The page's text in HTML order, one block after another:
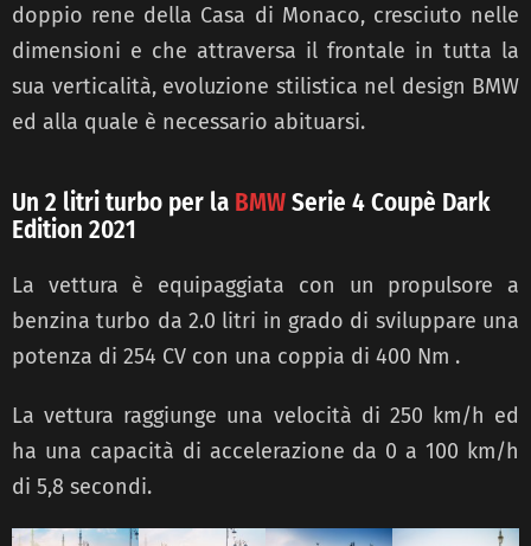
doppio rene della Casa di Monaco, cresciuto nelle
dimensioni e che attraversa il frontale in tutta la
sua verticalità, evoluzione stilistica nel design BMW
ed alla quale è necessario abituarsi.
Un 2 litri turbo per la BMWSerie 4 Coupè Dark
Edition 2021
La vettura è equipaggiata con un propulsore a
benzina turbo da 2.0 litri in grado di sviluppare una
potenza di 254 CV con una coppia di 400 Nm .
La vettura raggiunge una velocità di 250 km/h ed
ha una capacità di accelerazione da 0 a 100 km/h
di 5,8 secondi.